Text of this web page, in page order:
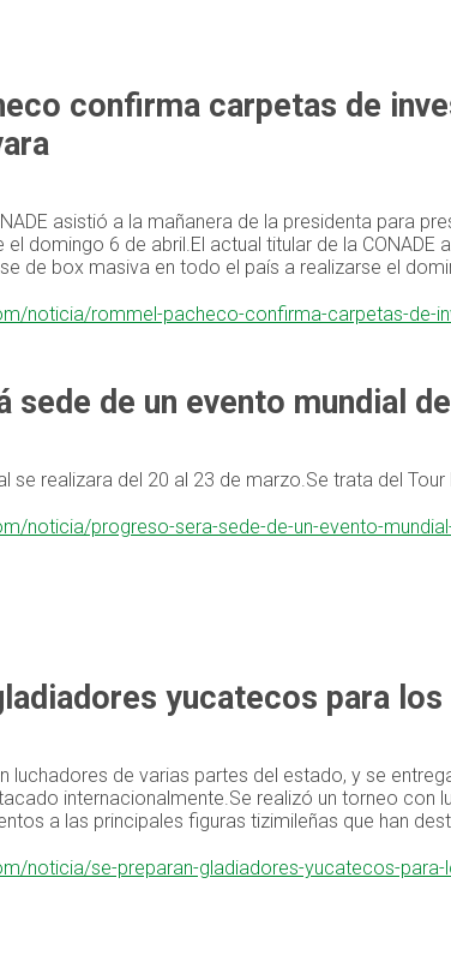
confirma carpetas de
asistió a la mañanera de la presidenta para
domingo 6 de abril.El actual titular de la
de box masiva en todo el país a realizarse el
noticia/rommel-pacheco-confirma-carpetas-de-
sede de un evento mundial
se realizara del 20 al 23 de marzo.Se trata del
noticia/progreso-sera-sede-de-un-evento-
yucatecos para
luchadores de varias partes del estado, y se
internacionalmente.Se realizó un torneo con
a las principales figuras tizimileñas que han
noticia/se-preparan-gladiadores-yucatecos-